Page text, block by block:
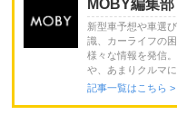
MOBY編集部
新型車予想や車選
識、カーライフの
様々な情報を発信
や、あまりクルマに
記事一覧はこちら >